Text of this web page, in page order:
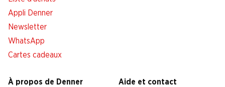
Appli Denner
Newsletter
WhatsApp
Cartes cadeaux
À propos de Denner
Aide et contact